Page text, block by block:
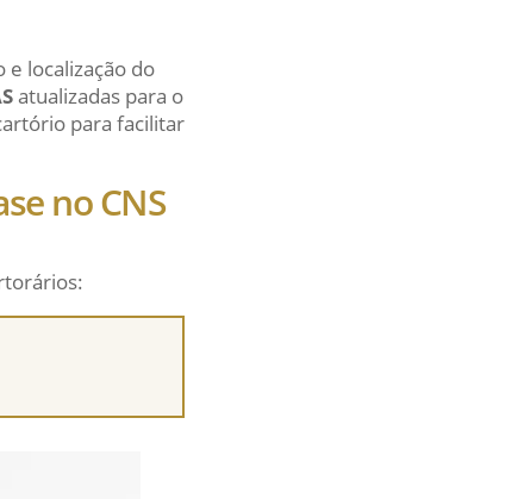
localização do
atualizadas para o
para facilitar
no CNS